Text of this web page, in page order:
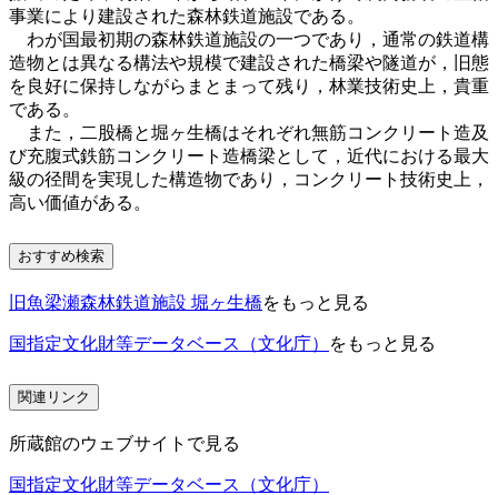
事業により建設された森林鉄道施設である。
わが国最初期の森林鉄道施設の一つであり，通常の鉄道構
造物とは異なる構法や規模で建設された橋梁や隧道が，旧態
を良好に保持しながらまとまって残り，林業技術史上，貴重
である。
また，二股橋と堀ヶ生橋はそれぞれ無筋コンクリート造及
び充腹式鉄筋コンクリート造橋梁として，近代における最大
級の径間を実現した構造物であり，コンクリート技術史上，
高い価値がある。
おすすめ検索
旧魚梁瀬森林鉄道施設 堀ヶ生橋をもっと見る
国指定文化財等データベース（文化庁） をもっと見る
関連リンク
所蔵館のウェブサイトで見る
国指定文化財等データベース（文化庁）